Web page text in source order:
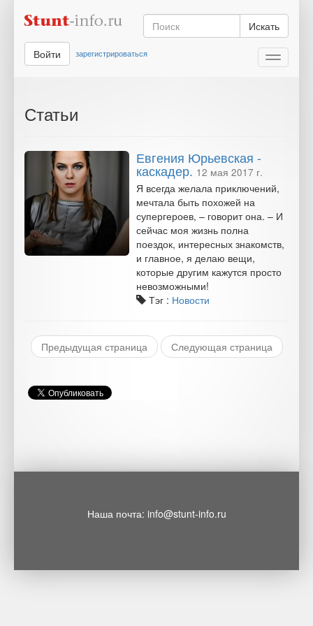
Искать
Toggle
Войти зарегистрироваться
Статьи
Евгения Юрьевская -
каскадер. 12 мая 2017 г.
Я всегда желала приключений,
мечтала быть похожей на
супергероев, – говорит она. – И
сейчас моя жизнь полна
поездок, интересных знакомств,
и главное, я делаю вещи,
которые другим кажутся просто
невозможными!
Тэг : Новости
Предыдущая страница Следующая страница
Наша почта: info@stunt-info.ru